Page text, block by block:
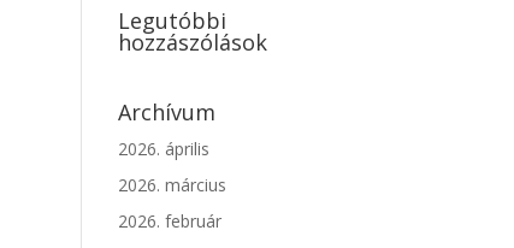
Legutóbbi
hozzászólások
Archívum
2026. április
2026. március
2026. február